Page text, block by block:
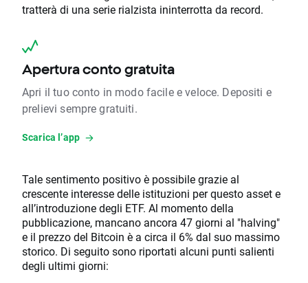
tratterà di una serie rialzista ininterrotta da record.
Apertura conto gratuita
Apri il tuo conto in modo facile e veloce. Depositi e
prelievi sempre gratuiti.
Scarica l’app
Tale sentimento positivo è possibile grazie al
crescente interesse delle istituzioni per questo asset e
all’introduzione degli ETF. Al momento della
pubblicazione, mancano ancora 47 giorni al "halving"
e il prezzo del Bitcoin è a circa il 6% dal suo massimo
storico. Di seguito sono riportati alcuni punti salienti
degli ultimi giorni: